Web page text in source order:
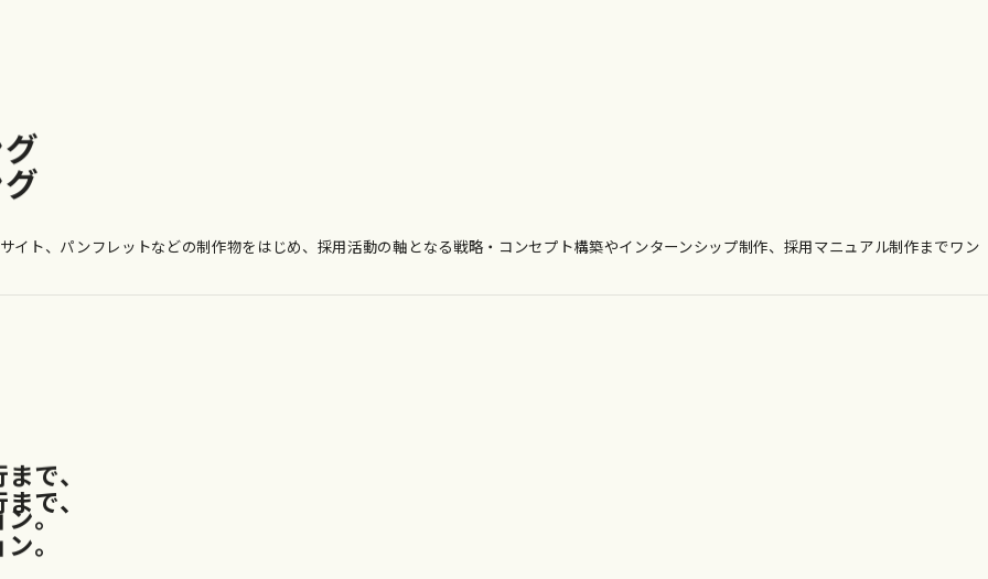
グ
グ
イト、パンフレットなどの制作物をはじめ、採用活動の軸となる戦略・コンセプト構築やインターンシップ制作、採用マニュアル制作までワン
まで、
まで、
ン。
ン。